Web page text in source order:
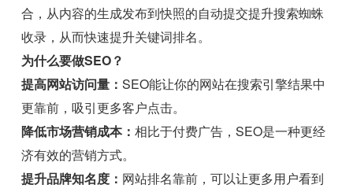
合，从内容的生成发布到快照的自动提交提升搜索蜘蛛
收录，从而快速提升关键词排名。
为什么要做SEO？
提高网站访问量：SEO能让你的网站在搜索引擎结果中
更靠前，吸引更多客户点击。
降低市场营销成本：相比于付费广告，SEO是一种更经
济有效的营销方式。
提升品牌知名度： 网站排名靠前，可以让更多用户看到